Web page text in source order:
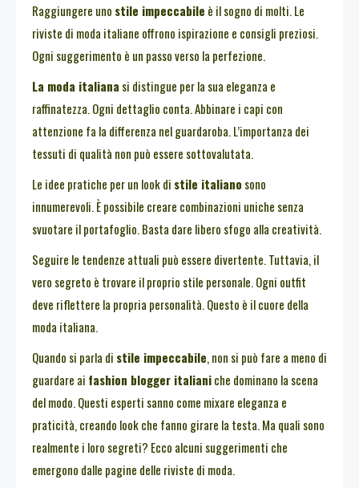
Raggiungere uno stile impeccabile è il sogno di molti. Le
riviste di moda italiane offrono ispirazione e consigli preziosi.
Ogni suggerimento è un passo verso la perfezione.
La moda italiana si distingue per la sua eleganza e
raffinatezza. Ogni dettaglio conta. Abbinare i capi con
attenzione fa la differenza nel guardaroba. L’importanza dei
tessuti di qualità non può essere sottovalutata.
Le idee pratiche per un look di stile italiano sono
innumerevoli. È possibile creare combinazioni uniche senza
svuotare il portafoglio. Basta dare libero sfogo alla creatività.
Seguire le tendenze attuali può essere divertente. Tuttavia, il
vero segreto è trovare il proprio stile personale. Ogni outfit
deve riflettere la propria personalità. Questo è il cuore della
moda italiana.
Quando si parla di stile impeccabile, non si può fare a meno di
guardare ai fashion blogger italianiche dominano la scena
del modo. Questi esperti sanno come mixare eleganza e
praticità, creando look che fanno girare la testa. Ma quali sono
realmente i loro segreti? Ecco alcuni suggerimenti che
emergono dalle pagine delle riviste di moda.